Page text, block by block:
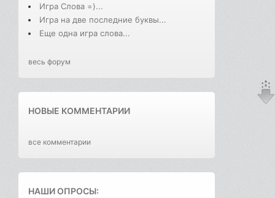
Игра Слова =)...
Игра на две последние буквы...
Еще одна игра слова...
весь форум
НОВЫЕ КОММЕНТАРИИ
все комментарии
НАШИ ОПРОСЫ: